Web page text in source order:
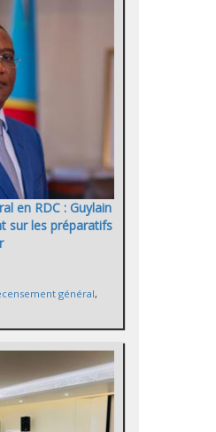
en RDC : Guylain
sur les préparatifs
général,